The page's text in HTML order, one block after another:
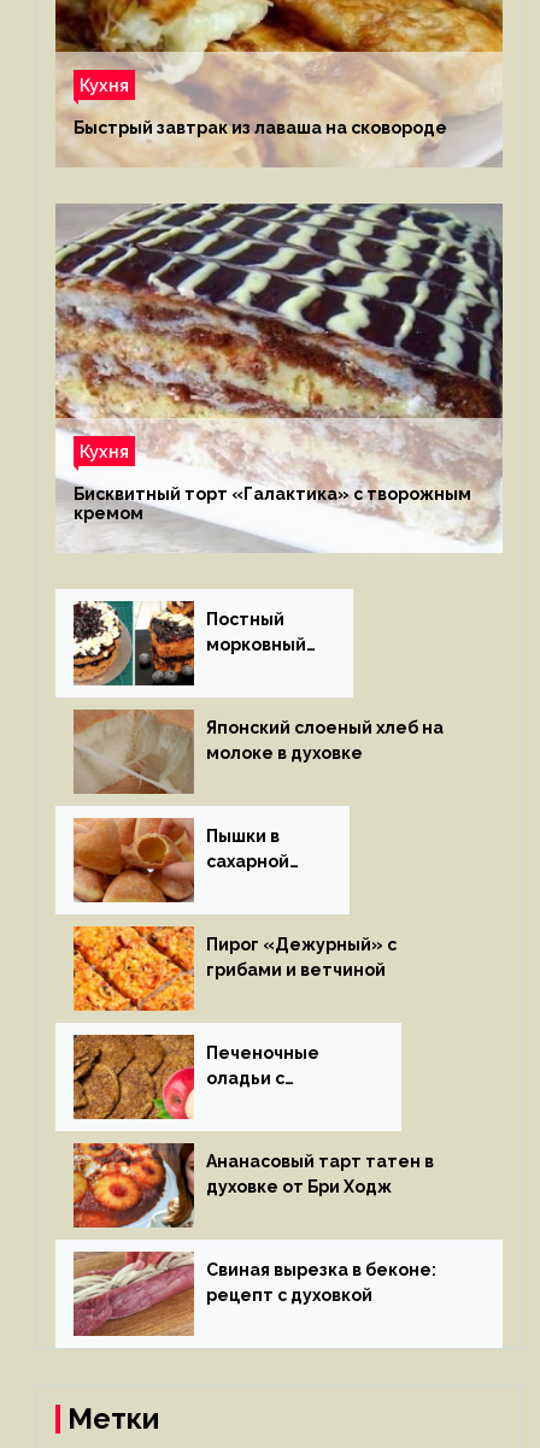
Кухня
Быстрый завтрак из лаваша на сковороде
Кухня
Бисквитный торт «Галактика» с творожным
кремом
Постный
морковный
Японский слоеный хлеб на
молоке в духовке
Пышки в
сахарной
Пирог «Дежурный» с
грибами и ветчиной
Печеночные
оладьи с
Ананасовый тарт татен в
духовке от Бри Ходж
Свиная вырезка в беконе:
рецепт с духовкой
Метки